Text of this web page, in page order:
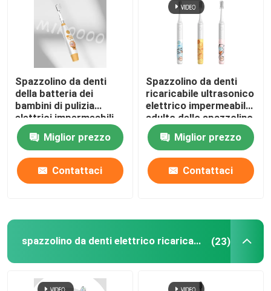
Spazzolino da denti
della batteria dei
bambini di pulizia
elettrici impermeabili
molli dello spazzolino
da denti IPX7Miglior prezzo
Contattaci
Spazzolino da denti
ricaricabile ultrasonico
elettrico impermeabile
adulto dello spazzolino
da denti IPX7
Miglior prezzo
Contattaci
spazzolino da denti elettrico ricaricabile (23)